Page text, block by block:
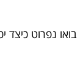
בואו נפרוט